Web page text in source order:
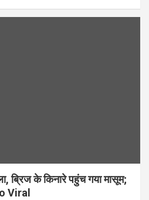
ब्रिज के किनारे पहुंच गया मासूम;
Viral